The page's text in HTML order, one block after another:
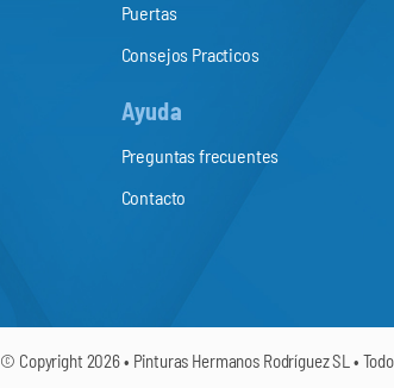
Puertas
Consejos Practicos
Ayuda
Preguntas frecuentes
Contacto
© Copyright 2026 • Pinturas Hermanos Rodríguez SL •